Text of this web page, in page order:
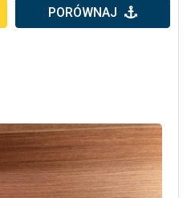
PORÓWNAJ